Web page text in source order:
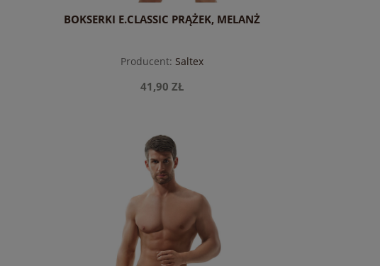
BOKSERKI E.CLASSIC PRĄŻEK, MELANŻ
Producent: Saltex
41,90 ZŁ
do koszyka